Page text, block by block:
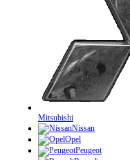
Mitsubishi
Nissan
Opel
Peugeot